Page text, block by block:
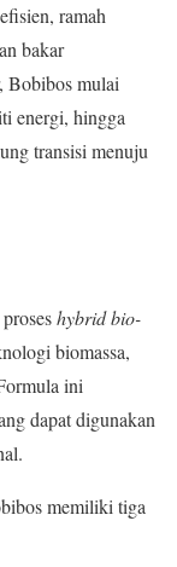
ramah
bakar
Bobibos mulai
energi, hingga
transisi menuju
hybrid bio-
biomassa,
ini
dapat digunakan
memiliki tiga